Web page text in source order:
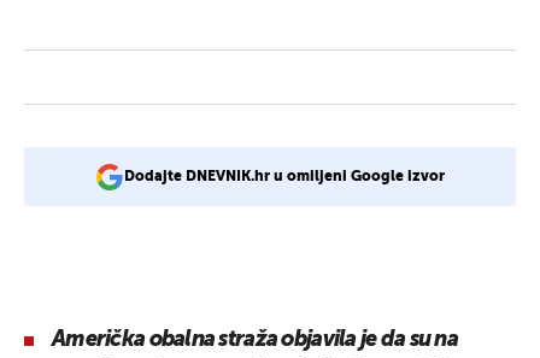
Dodajte DNEVNIK.hr u omiljeni Google izvor
Američka obalna straža objavila je da su na